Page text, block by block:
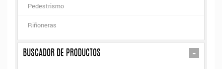
Pedestrismo
Riñoneras
-
BUSCADOR DE PRODUCTOS